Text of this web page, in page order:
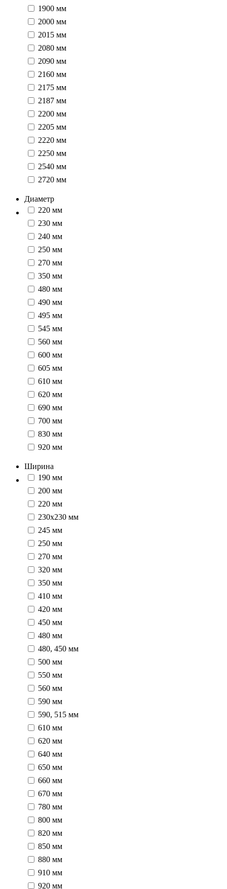
1900 мм
2000 мм
2015 мм
2080 мм
2090 мм
2160 мм
2175 мм
2187 мм
2200 мм
2205 мм
2220 мм
2250 мм
2540 мм
2720 мм
Диаметр
220 мм
230 мм
240 мм
250 мм
270 мм
350 мм
480 мм
490 мм
495 мм
545 мм
560 мм
600 мм
605 мм
610 мм
620 мм
690 мм
700 мм
830 мм
920 мм
Ширина
190 мм
200 мм
220 мм
230x230 мм
245 мм
250 мм
270 мм
320 мм
350 мм
410 мм
420 мм
450 мм
480 мм
480, 450 мм
500 мм
550 мм
560 мм
590 мм
590, 515 мм
610 мм
620 мм
640 мм
650 мм
660 мм
670 мм
780 мм
800 мм
820 мм
850 мм
880 мм
910 мм
920 мм